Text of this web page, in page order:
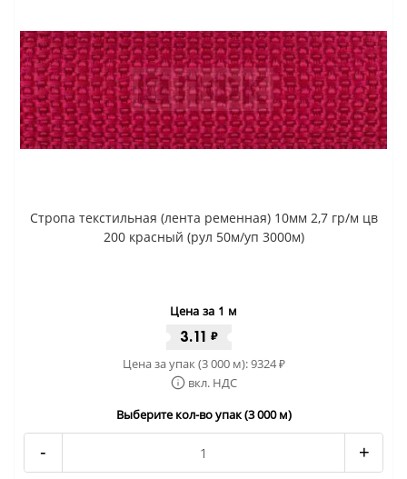
Стропа текстильная (лента ременная) 10мм 2,7 гр/м цв
200 красный (рул 50м/уп 3000м)
Цена за 1 м
3.11 ₽
Цена за упак (3 000 м):9324₽
вкл. НДС
Выберите кол-во упак (3 000 м)
- +